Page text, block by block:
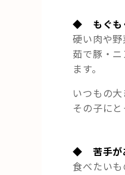
◆ もぐも
硬い肉や野
茹で豚・
ます。
いつもの大
その子に
◆ 苦手が
食べたい